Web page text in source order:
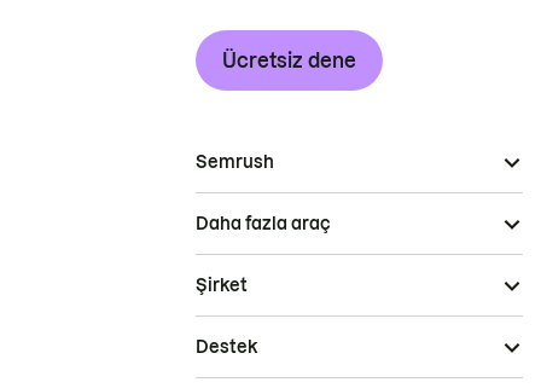
Ücretsiz dene
Semrush
Daha fazla araç
Şirket
Destek